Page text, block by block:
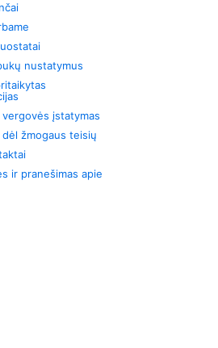
nustatymus
vergovės įstatymas
dėl žmogaus teisių
ir pranešimas apie